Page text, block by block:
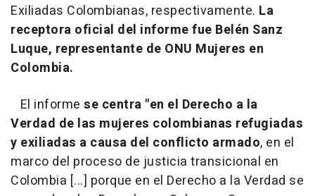
Exiliadas Colombianas, respectivamente. La
receptora oficial del informe fue Belén Sanz
Luque, representante de ONU Mujeres en
Colombia.
El informe se centra "en el Derecho a la
Verdad de las mujeres colombianas refugiadas
y exiliadas a causa del conflicto armado, en el
marco del proceso de justicia transicional en
Colombia [...] porque en el Derecho a la Verdad se